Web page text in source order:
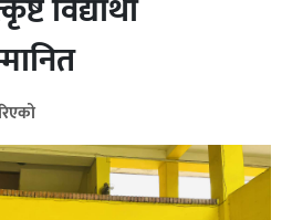
विद्यार्थी